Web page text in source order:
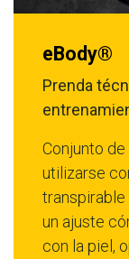
eBody®
Prenda
Conjunto
utilizarse
un ajuste
con la piel,